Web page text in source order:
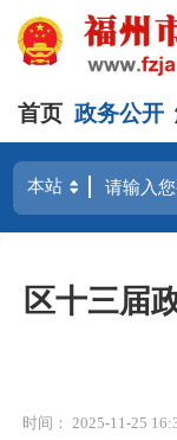
首页 政务公开
区十三届
时间： 2025-11-25